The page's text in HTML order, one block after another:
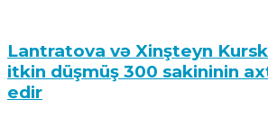
Lantratova və Xinşteyn
itkin düşmüş 300 sakininin
edir